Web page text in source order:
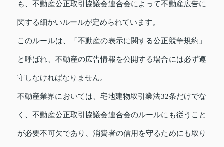
も、不動産公正取引協議会連合会によって不動産広告に
関する細かいルールが定められています。
このルールは、「不動産の表示に関する公正競争規約」
と呼ばれ、不動産の広告情報を公開する場合には必ず遵
守しなければなりません。
不動産業界においては、宅地建物取引業法32条だけでな
く、不動産公正取引協議会連合会のルールにも従うこと
が必要不可欠であり、消費者の信用を守るためにも取り